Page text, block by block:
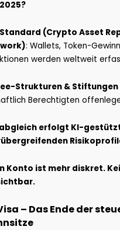
Standard (Crypto Asset
: Wallets, Token-
werden weltweit
Strukturen & Stiftungen
Berechtigten
erfolgt KI-
Konto ist mehr diskret.
– Das Ende der